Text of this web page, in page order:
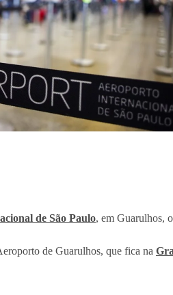
de São Paulo, em Guarulhos,
de Guarulhos, que fica na